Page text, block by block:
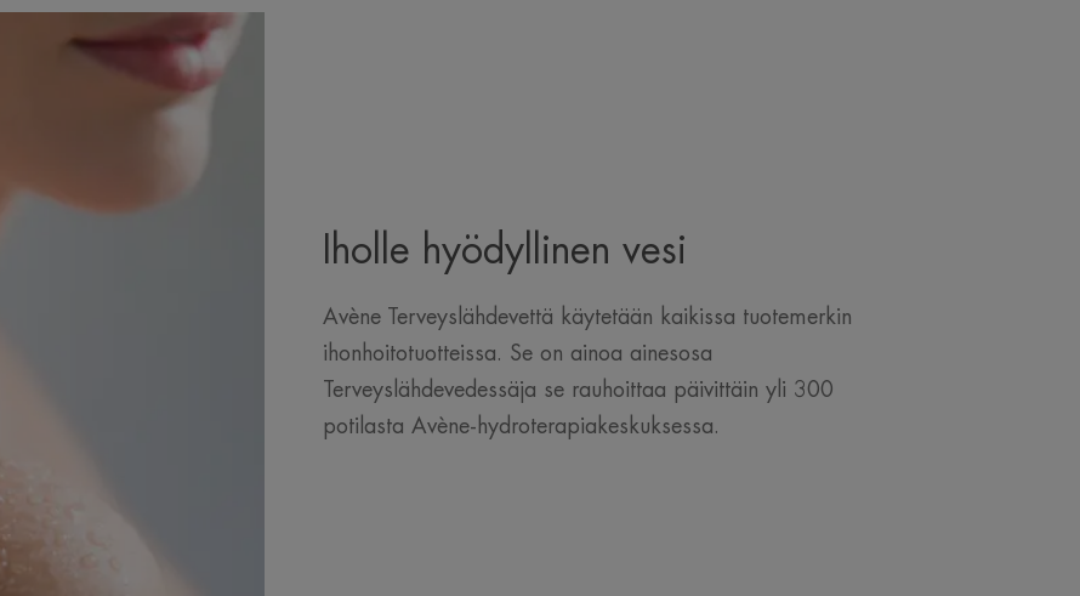
Iholle hyödyllinen vesi
Avène Terveyslähdevettä käytetään kaikissa tuotemerkin
ihonhoitotuotteissa. Se on ainoa ainesosa
Terveyslähdevedessäja se rauhoittaa päivittäin yli 300
potilasta Avène-hydroterapiakeskuksessa.